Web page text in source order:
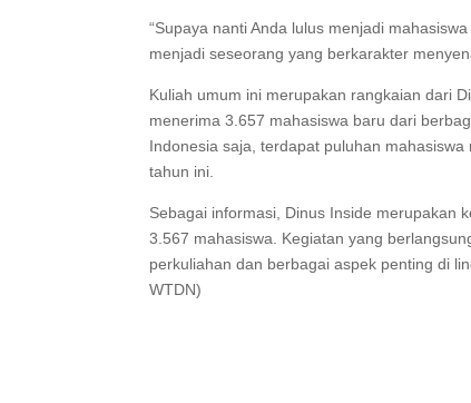
“Supaya nanti Anda lulus menjadi
menjadi seseorang yang berkarakter
Kuliah umum ini merupakan rangkaian dari
menerima 3.657 mahasiswa baru dari
Indonesia saja, terdapat puluhan
tahun ini.
Sebagai informasi, Dinus Inside merupakan
3.567 mahasiswa. Kegiatan yang
perkuliahan dan berbagai aspek penting di
WTDN)